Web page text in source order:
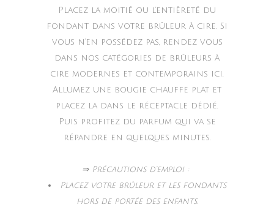
Placez la moitié ou l’entièreté du
fondant dans votre brûleur à cire. Si
vous n’en possédez pas, rendez vous
dans nos catégories de brûleurs à
cire modernes et contemporains ici.
Allumez une bougie chauffe plat et
placez la dans le réceptacle dédié.
Puis profitez du parfum qui va se
répandre en quelques minutes.
⇒ Précautions d’emploi :
Placez votre brûleur et les fondants
hors de portée des enfants.